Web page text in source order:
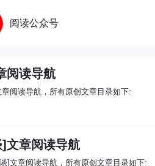
阅读公众号
阅读导航
阅读导航，所有原创文章目录如下:
文章阅读导航
]文章阅读导航，所有原创文章目录如下: